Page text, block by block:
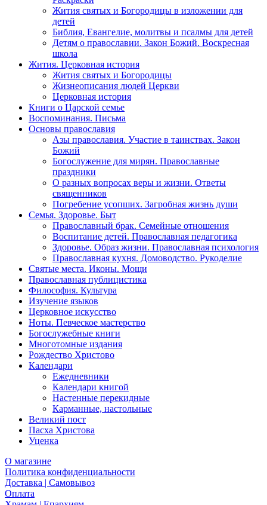
Жития святых и Богородицы в изложении для
детей
Библия, Евангелие, молитвы и псалмы для детей
Детям о православии. Закон Божий. Воскресная
школа
Жития. Церковная история
Жития святых и Богородицы
Жизнеописания людей Церкви
Церковная история
Книги о Царской семье
Воспоминания. Письма
Основы православия
Азы православия. Участие в таинствах. Закон
Божий
Богослужение для мирян. Православные
праздники
О разных вопросах веры и жизни. Ответы
священников
Погребение усопших. Загробная жизнь души
Семья. Здоровье. Быт
Православный брак. Семейные отношения
Воспитание детей. Православная педагогика
Здоровье. Образ жизни. Православная психология
Православная кухня. Домоводство. Рукоделие
Святые места. Иконы. Мощи
Православная публицистика
Философия. Культура
Изучение языков
Церковное искусство
Ноты. Певческое мастерство
Богослужебные книги
Многотомные издания
Рождество Христово
Календари
Ежедневники
Календари книгой
Настенные перекидные
Карманные, настольные
Великий пост
Пасха Христова
Уценка
О магазине
Политика конфиденциальности
Доставка | Самовывоз
Оплата